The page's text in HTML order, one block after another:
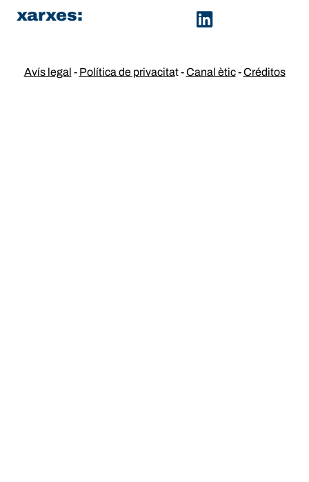
xarxes:
LinkedIn
Avís legal - Política de privacitat -Canal ètic-Créditos